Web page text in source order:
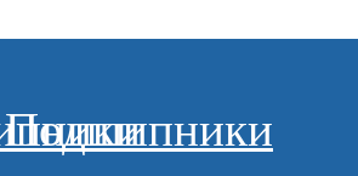
Подшипники